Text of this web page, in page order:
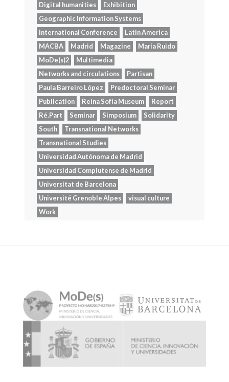
Digital humanities
Exhibition
Geographic Information Systems
International Conference
Latin America
MACBA
Madrid Magazine
María Ruido
MoDe(s)2
Multimedia
Networks and circulations
Partisan
Paula Barreiro López
Predoctoral Seminar
Publication
Reina Sofía Museum
Report
Ré.Part
Seminar Simposium
Solidarity
South
Transnational Networks
Transnational Studies
Universidad Autónoma de Madrid
Universidad Complutense de Madrid
Universitat de Barcelona
Université Grenoble Alpes
visual culture
Work